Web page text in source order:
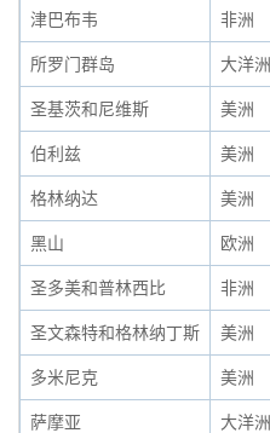
津巴布韦 非洲
所罗门群岛 大洋洲
圣基茨和尼维斯 美洲
伯利兹 美洲
格林纳达 美洲
黑山 欧洲
圣多美和普林西比 非洲
圣文森特和格林纳丁斯 美洲
多米尼克 美洲
萨摩亚 大洋洲